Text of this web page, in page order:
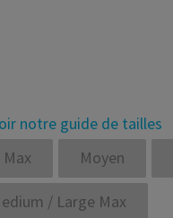
notre guide de tailles
Moyen
/ Large Max